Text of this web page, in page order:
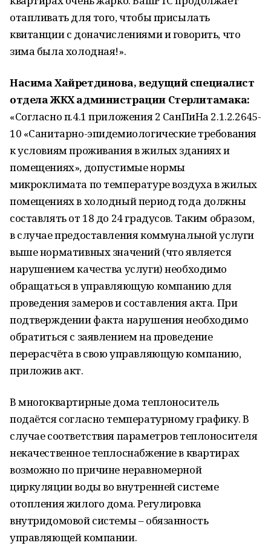
отапливать для того, чтобы присылать
квитанции с доначислениями и говорить, что
зима была холодная!».
Насима Хайретдинова, ведущий специалист
отдела ЖКХ администрации Стерлитамака:
«Согласно п.4.1 приложения 2 СанПиНа 2.1.2.2645-
10 «Санитарно-эпидемиологические требования
к условиям проживания в жилых зданиях и
помещениях», допустимые нормы
микроклимата по температуре воздуха в жилых
помещениях в холодный период года должны
составлять от 18 до 24 градусов. Таким образом,
в случае предоставления коммунальной услуги
выше нормативных значений (что является
нарушением качества услуги) необходимо
обращаться в управляющую компанию для
проведения замеров и составления акта. При
подтверждении факта нарушения необходимо
обратиться с заявлением на проведение
перерасчёта в свою управляющую компанию,
приложив акт.
В многоквартирные дома теплоноситель
подаётся согласно температурному графику. В
случае соответствия параметров теплоносителя
некачественное теплоснабжение в квартирах
возможно по причине неравномерной
циркуляции воды во внутренней системе
отопления жилого дома. Регулировка
внутридомовой системы – обязанность
управляющей компании.